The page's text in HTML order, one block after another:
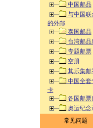
中国邮品
与中国联
的外邮
泰国邮品
台湾邮品
专题邮票
空册
其乐集邮
中国全套
卡
各国邮票
奥运纪念
常见问题